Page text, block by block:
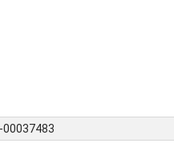
00037483